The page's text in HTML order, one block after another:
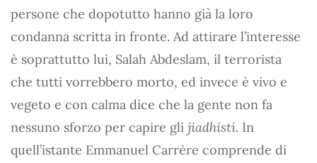
persone che dopotutto hanno già la loro
condanna scritta in fronte. Ad attirare l’interesse
è soprattutto lui, Salah Abdeslam, il terrorista
che tutti vorrebbero morto, ed invece è vivo e
vegeto e con calma dice che la gente non fa
nessuno sforzo per capire gli jiadhisti. In
quell’istante Emmanuel Carrère comprende di